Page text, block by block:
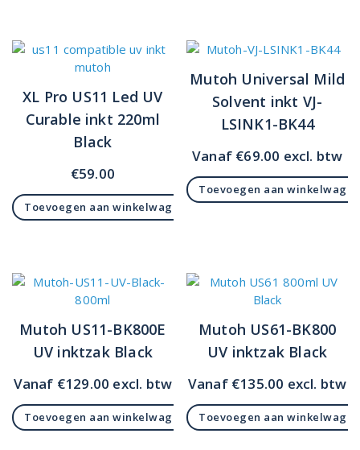
XL Pro US11 Led UV
Curable inkt 220ml
Black
€59.00
Toevoegen aan winkelwagen
Mutoh Universal Mild
Solvent inkt VJ-
LSINK1-BK44
Vanaf €69.00 excl. btw
Toevoegen aan winkelwagen
Mutoh US11-BK800E
UV inktzak Black
Vanaf €129.00 excl. btw
Toevoegen aan winkelwagen
Mutoh US61-BK800
UV inktzak Black
Vanaf €135.00 excl. btw
Toevoegen aan winkelwagen